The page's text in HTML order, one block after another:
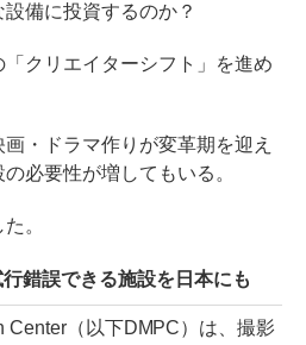
備に投資するのか？
クリエイターシフト」を進め
・ドラマ作りが変革期を迎え
必要性が増してもいる。
。
錯誤できる施設を日本にも
Center（以下DMPC）は、撮影